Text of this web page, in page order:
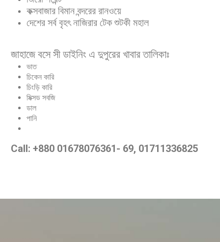
কক্সবাজার বিমান বন্দরের রানওয়ে
দেশের সর্ব বৃহৎ নাজিরার টেক শুটকী মহাল
জাহাজে বসে সী ডাইনিং এ দুপুরের খাবার তালিকাঃ
ভাত
চিকেন কারি
চিংড়ি কারি
মিক্সড সবজি
ডাল
পানি
Call: +880 01678076361- 69, 01711336825